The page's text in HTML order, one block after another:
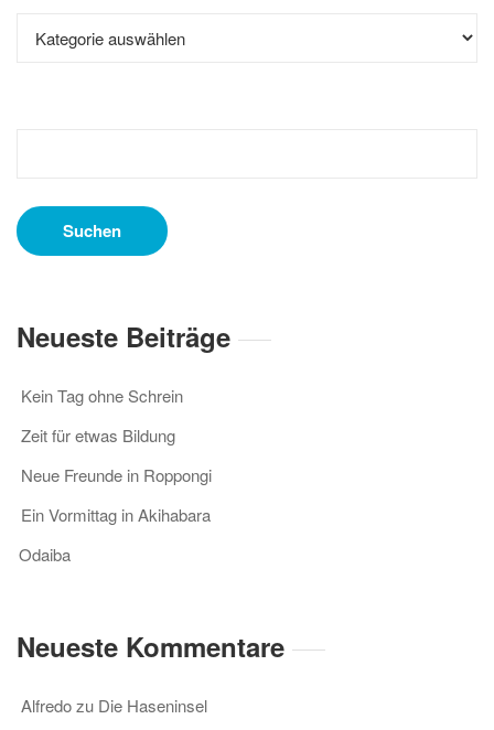
Neueste Beiträge
Kein Tag ohne Schrein
Zeit für etwas Bildung
Neue Freunde in Roppongi
Ein Vormittag in Akihabara
Odaiba
Neueste Kommentare
Alfredozu Die Haseninsel